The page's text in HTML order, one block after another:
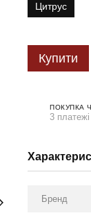
Цитрус
Купити
ПОКУПКА
3
Бренд